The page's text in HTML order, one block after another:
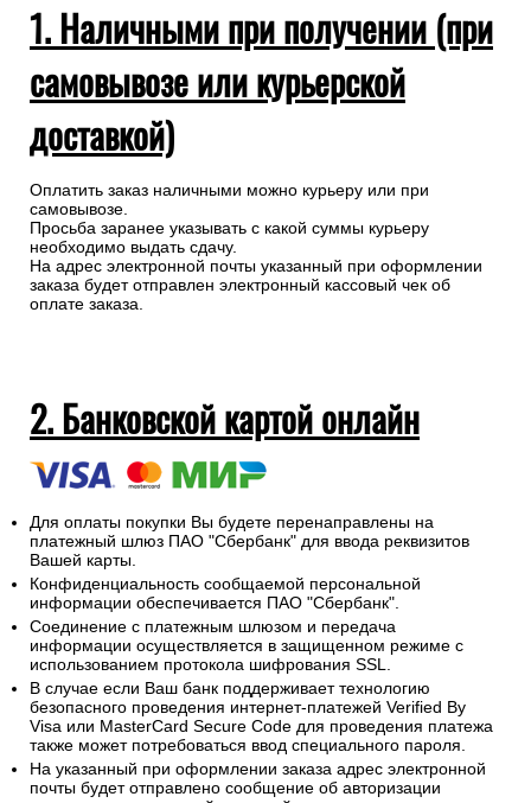
1. Наличными при получении (при
самовывозе или курьерской
доставкой)
Оплатить заказ наличными можно курьеру или при
самовывозе.
Просьба заранее указывать с какой суммы курьеру
необходимо выдать сдачу.
На адрес электронной почты указанный при оформлении
заказа будет отправлен электронный кассовый чек об
оплате заказа.
2. Банковской картой онлайн
Для оплаты покупки Вы будете перенаправлены на
платежный шлюз ПАО "Сбербанк" для ввода реквизитов
Вашей карты.
Конфиденциальность сообщаемой персональной
информации обеспечивается ПАО "Сбербанк".
Соединение с платежным шлюзом и передача
информации осуществляется в защищенном режиме с
использованием протокола шифрования SSL.
В случае если Ваш банк поддерживает технологию
безопасного проведения интернет-платежей Verified By
Visa или MasterCard Secure Code для проведения платежа
также может потребоваться ввод специального пароля.
На указанный при оформлении заказа адрес электронной
почты будет отправлено сообщение об авторизации